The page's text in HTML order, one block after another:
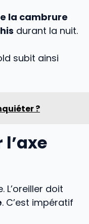
la cambrure
durant la nuit.
subit ainsi
?
doit
. C’est impératif